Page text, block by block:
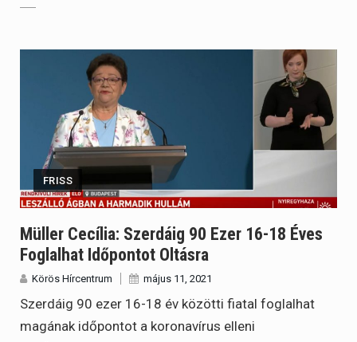
FRISS
Müller Cecília: Szerdáig 90 Ezer 16-18 Éves
Foglalhat Időpontot Oltásra
Körös Hírcentrum május 11, 2021
Szerdáig 90 ezer 16-18 év közötti fiatal foglalhat
magának időpontot a koronavírus elleni